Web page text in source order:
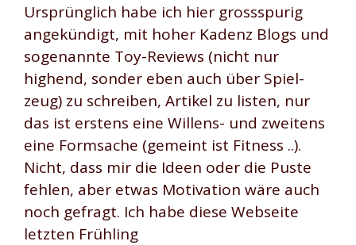
Ursprünglich habe ich hier grossspurig
angekündigt, mit hoher Kadenz Blogs und
sogenannte Toy-Reviews (nicht nur
highend, sonder eben auch über Spiel-
zeug) zu schreiben, Artikel zu listen, nur
das ist erstens eine Willens- und zweitens
eine Formsache (gemeint ist Fitness ..).
Nicht, dass mir die Ideen oder die Puste
fehlen, aber etwas Motivation wäre auch
noch gefragt. Ich habe diese Webseite
letzten Frühling